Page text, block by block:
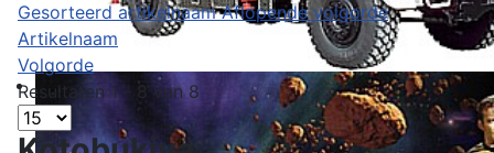
Gesorteerd artikelnaam Aflopende volgorde
Artikelnaam
Volgorde
Resultaten 1 - 8 van 8